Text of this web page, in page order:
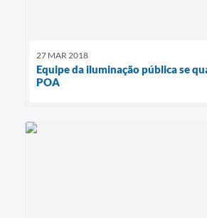
27 MAR 2018
Equipe da iluminação pública se
POA